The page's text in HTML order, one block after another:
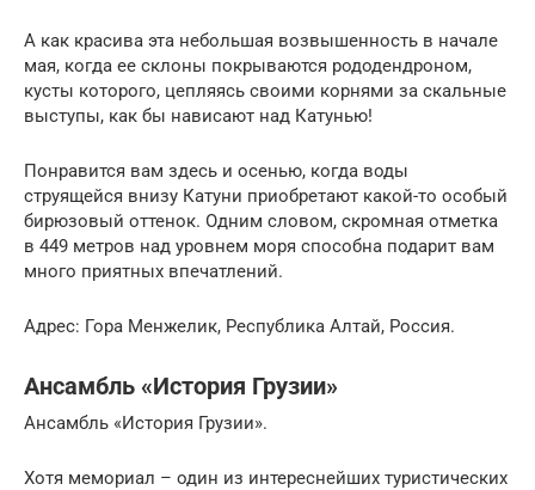
А как красива эта небольшая возвышенность в начале
мая, когда ее склоны покрываются рододендроном,
кусты которого, цепляясь своими корнями за скальные
выступы, как бы нависают над Катунью!
Понравится вам здесь и осенью, когда воды
струящейся внизу Катуни приобретают какой-то особый
бирюзовый оттенок. Одним словом, скромная отметка
в 449 метров над уровнем моря способна подарит вам
много приятных впечатлений.
Адрес: Гора Менжелик, Республика Алтай, Россия.
Ансамбль «История Грузии»
Ансамбль «История Грузии».
Хотя мемориал – один из интереснейших туристических